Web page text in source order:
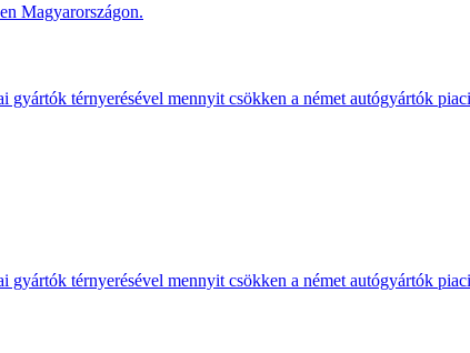
Magyarországon.
térnyerésével mennyit csökken a német autógyártók
térnyerésével mennyit csökken a német autógyártók